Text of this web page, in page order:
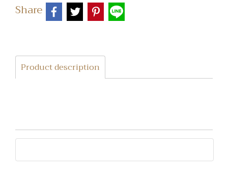
Share
Product description